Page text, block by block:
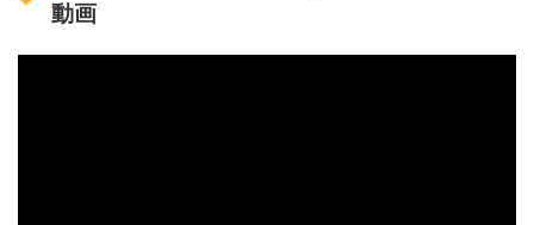
動画